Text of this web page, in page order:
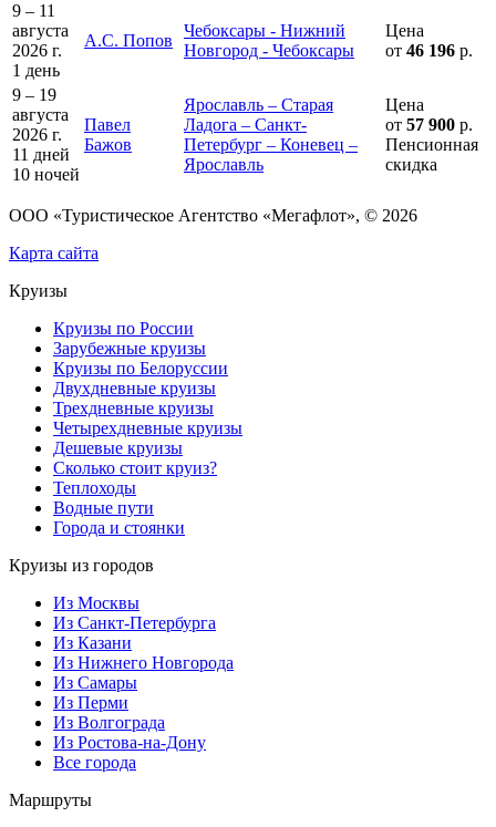
9 – 11
августа
2026 г.
1 день
А.С. Попов
Чебоксары - Нижний
Новгород - Чебоксары
Цена
от 46 196 р.
9 – 19
августа
2026 г.
11 дней
10 ночей
Павел
Бажов
Ярославль – Старая
Ладога – Санкт-
Петербург – Коневец –
Ярославль
Цена
от 57 900 р.
Пенсионная
скидка
ООО «Туристическое Агентство «Мегафлот», © 2026
Карта сайта
Круизы
Круизы по России
Зарубежные круизы
Круизы по Белоруссии
Двухдневные круизы
Трехдневные круизы
Четырехдневные круизы
Дешевые круизы
Сколько стоит круиз?
Теплоходы
Водные пути
Города и стоянки
Круизы из городов
Из Москвы
Из Санкт-Петербурга
Из Казани
Из Нижнего Новгорода
Из Самары
Из Перми
Из Волгограда
Из Ростова-на-Дону
Все города
Маршруты